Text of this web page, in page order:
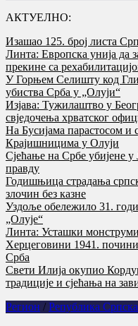
АКТУЕЛНО:
Изашао 125. број листа
Линта: Европска унија да
прекине са
У Горњем Селишту код
убиства Срба у „Олуји“
Изјава: Тужилаштво у
свједочења хрватског
На Бусијама парастосом и
Крајишницима у Олуји
Сјећање на Србе убијене
правду
Годишњица страдања
злочин без казне
Уздоље обележило 31.
„Олује“
Линта: Усташки
Херцеговини 1941.
Срба
Свети Илија окупио
традиције и сјећања на
Регион / Република Српска